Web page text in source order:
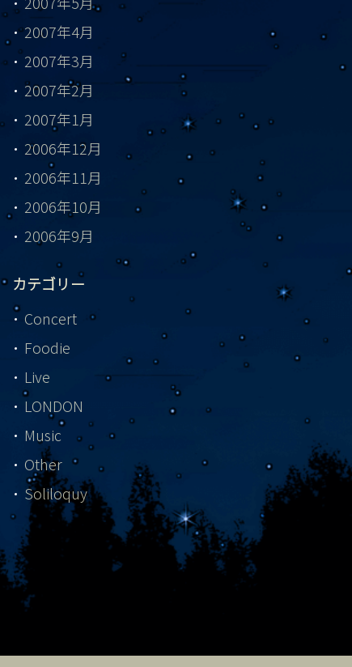
2007年4月
2007年3月
2007年2月
2007年1月
2006年12月
2006年11月
2006年10月
2006年9月
カテゴリー
Concert
Foodie
Live
LONDON
Music
Other
Soliloquy